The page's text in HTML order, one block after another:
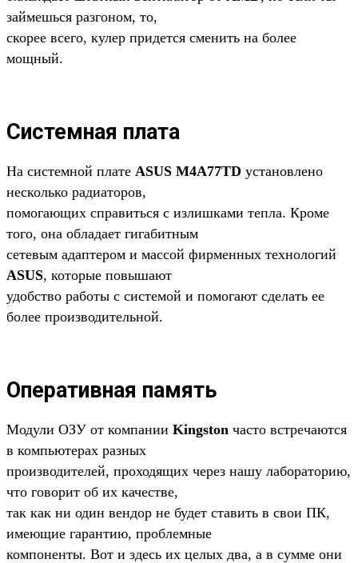
займешься разгоном, то,
скорее всего, кулер придется сменить на более
мощный.
Системная плата
На системной плате ASUS M4A77TD установлено
несколько радиаторов,
помогающих справиться с излишками тепла. Кроме
того, она обладает гигабитным
сетевым адаптером и массой фирменных технологий
ASUS, которые повышают
удобство работы с системой и помогают сделать ее
более производительной.
Оперативная память
Модули ОЗУ от компании Kingston часто встречаются
в компьютерах разных
производителей, проходящих через нашу лабораторию,
что говорит об их качестве,
так как ни один вендор не будет ставить в свои ПК,
имеющие гарантию, проблемные
компоненты. Вот и здесь их целых два, а в сумме они